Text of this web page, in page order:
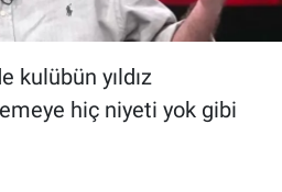
kulübün yıldız
hiç niyeti yok gibi